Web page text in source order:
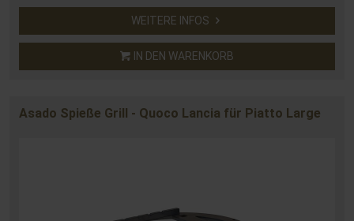
WEITERE INFOS
IN DEN WARENKORB
Asado Spieße Grill - Quoco Lancia für Piatto Large